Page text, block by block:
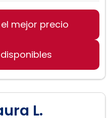
mejor precio
L.